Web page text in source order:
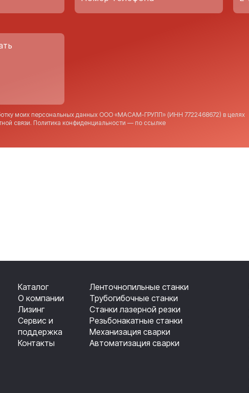
моих персональных данных ООО «МАСАМ-ГРУПП» (ИНН 7722468672) в целях
связи. Политика конфиденциальности — по ссылке
Каталог
О компании
Лизинг
Сервис и
поддержка
Контакты
Ленточнопильные станки
Трубогибочные станки
Станки лазерной резки
Резьбонакатные станки
Механизация сварки
Автоматизация сварки